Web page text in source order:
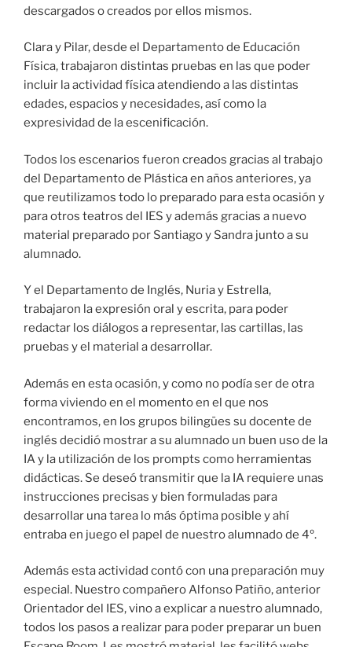
descargados o creados por ellos mismos.
Clara y Pilar, desde el Departamento de Educación
Física, trabajaron distintas pruebas en las que poder
incluir la actividad física atendiendo a las distintas
edades, espacios y necesidades, así como la
expresividad de la escenificación.
Todos los escenarios fueron creados gracias al trabajo
del Departamento de Plástica en años anteriores, ya
que reutilizamos todo lo preparado para esta ocasión y
para otros teatros del IES y además gracias a nuevo
material preparado por Santiago y Sandra junto a su
alumnado.
Y el Departamento de Inglés, Nuria y Estrella,
trabajaron la expresión oral y escrita, para poder
redactar los diálogos a representar, las cartillas, las
pruebas y el material a desarrollar.
Además en esta ocasión, y como no podía ser de otra
forma viviendo en el momento en el que nos
encontramos, en los grupos bilingües su docente de
inglés decidió mostrar a su alumnado un buen uso de la
IA y la utilización de los prompts como herramientas
didácticas. Se deseó transmitir que la IA requiere unas
instrucciones precisas y bien formuladas para
desarrollar una tarea lo más óptima posible y ahí
entraba en juego el papel de nuestro alumnado de 4º.
Además esta actividad contó con una preparación muy
especial. Nuestro compañero Alfonso Patiño, anterior
Orientador del IES, vino a explicar a nuestro alumnado,
todos los pasos a realizar para poder preparar un buen